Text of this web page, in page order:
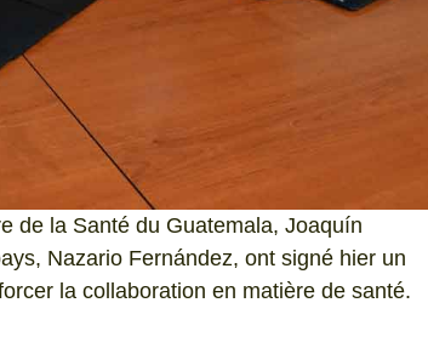
de la Santé du Guatemala, Joaquín
Nazario Fernández, ont signé hier un
la collaboration en matière de santé.